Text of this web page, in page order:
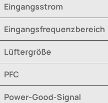
Eingangsstrom
Eingangsfrequenzbereich
Lüftergröße
PFC
Power-Good-Signal